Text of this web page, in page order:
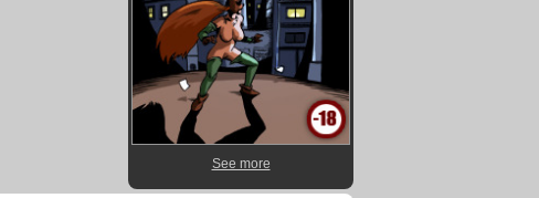
See more